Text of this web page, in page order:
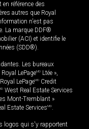
référence des
autres que Royal
n'est pas
La marque DDF®
(ACI) et identifie le
(SDD®).
Les bureaux
LePageMD Ltée »,
Royal LePageMD Credit
West Real Estate Services
Mont-Tremblant »
Estate ServicesMD.
logos qui s'y rapportent